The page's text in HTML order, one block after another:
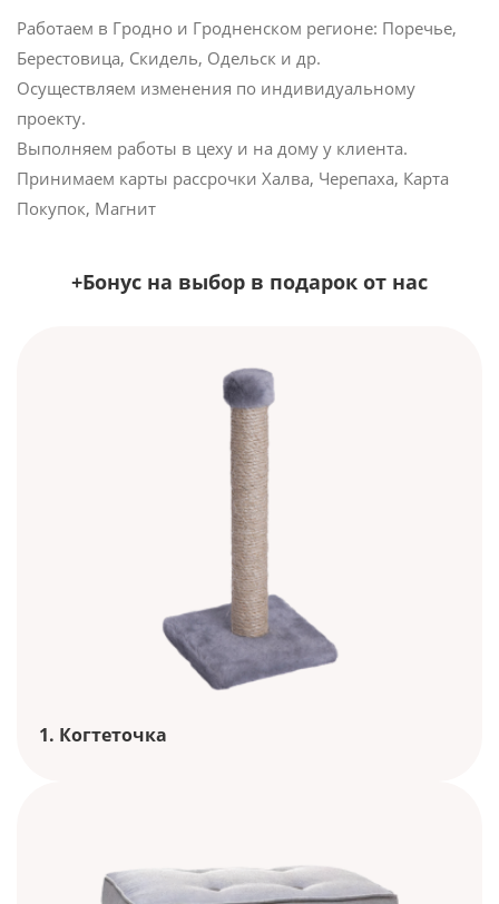
Работаем в Гродно и Гродненском регионе: Поречье,
Берестовица, Скидель, Одельск и др.
Осуществляем изменения по индивидуальному
проекту.
Выполняем работы в цеху и на дому у клиента.
Принимаем карты рассрочки Халва, Черепаха, Карта
Покупок, Магнит
+Бонус на выбор в подарок от нас
1. Когтеточка